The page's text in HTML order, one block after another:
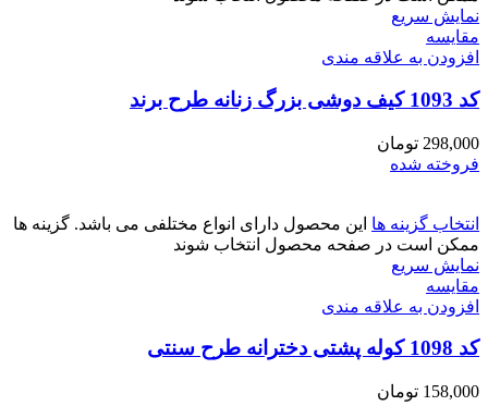
نمایش سریع
مقايسه
افزودن به علاقه مندی
کد 1093 کیف دوشی بزرگ زنانه طرح برند
298,000 تومان
فروخته شده
انتخاب گزینه ها این محصول دارای انواع مختلفی می باشد. گزینه ها
ممکن است در صفحه محصول انتخاب شوند
نمایش سریع
مقايسه
افزودن به علاقه مندی
کد 1098 کوله پشتی دخترانه طرح سنتی
158,000 تومان